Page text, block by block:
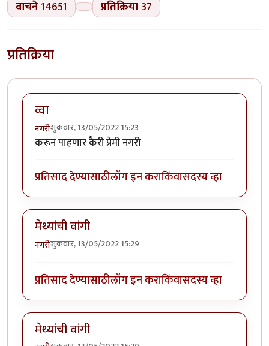
वाचने14651 प्रतिक्रिया 37
प्रतिक्रिया
व्वा
नगरीशुक्रवार, 13/05/2022 15:23
करून पाहणार कैरी प्रेमी नगरी
प्रतिसाद देण्यासाठीलॉग इन कराकिंवासदस्य व्हा
मेथ्यांची वांगी
नगरीशुक्रवार, 13/05/2022 15:29
प्रतिसाद देण्यासाठीलॉग इन कराकिंवासदस्य व्हा
मेथ्यांची वांगी